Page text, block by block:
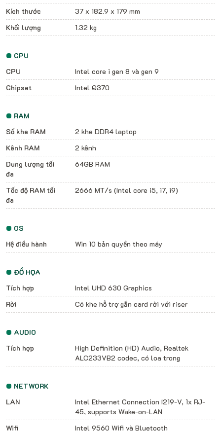
Kích thước
37 x 182.9 x 179 mm
Khối lượng
1.32 kg
CPU
CPU
Intel core i gen 8 và gen 9
Chipset
Intel Q370
RAM
Số khe RAM
2 khe DDR4 laptop
Kênh RAM
2 kênh
Dung lượng tối
đa
64GB RAM
Tốc độ RAM tối
đa
2666 MT/s (Intel core i5, i7, i9)
OS
Hệ điều hành
Win 10 bản quyền theo máy
ĐỒ HỌA
Tích hợp
Intel UHD 630 Graphics
Rời
Có khe hỗ trợ gắn card rời với riser
AUDIO
Tích hợp
High Definition (HD) Audio, Realtek
ALC233VB2 codec, có loa trong
NETWORK
LAN
Intel Ethernet Connection I219-V, 1x RJ-
45, supports Wake-on-LAN
Wifi
Intel 9560 Wifi và Bluetooth